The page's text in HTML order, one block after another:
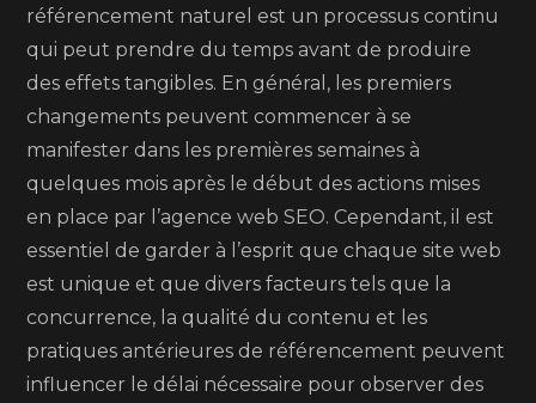
référencement naturel est un processus continu
qui peut prendre du temps avant de produire
des effets tangibles. En général, les premiers
changements peuvent commencer à se
manifester dans les premières semaines à
quelques mois après le début des actions mises
en place par l’agence web SEO. Cependant, il est
essentiel de garder à l’esprit que chaque site web
est unique et que divers facteurs tels que la
concurrence, la qualité du contenu et les
pratiques antérieures de référencement peuvent
influencer le délai nécessaire pour observer des